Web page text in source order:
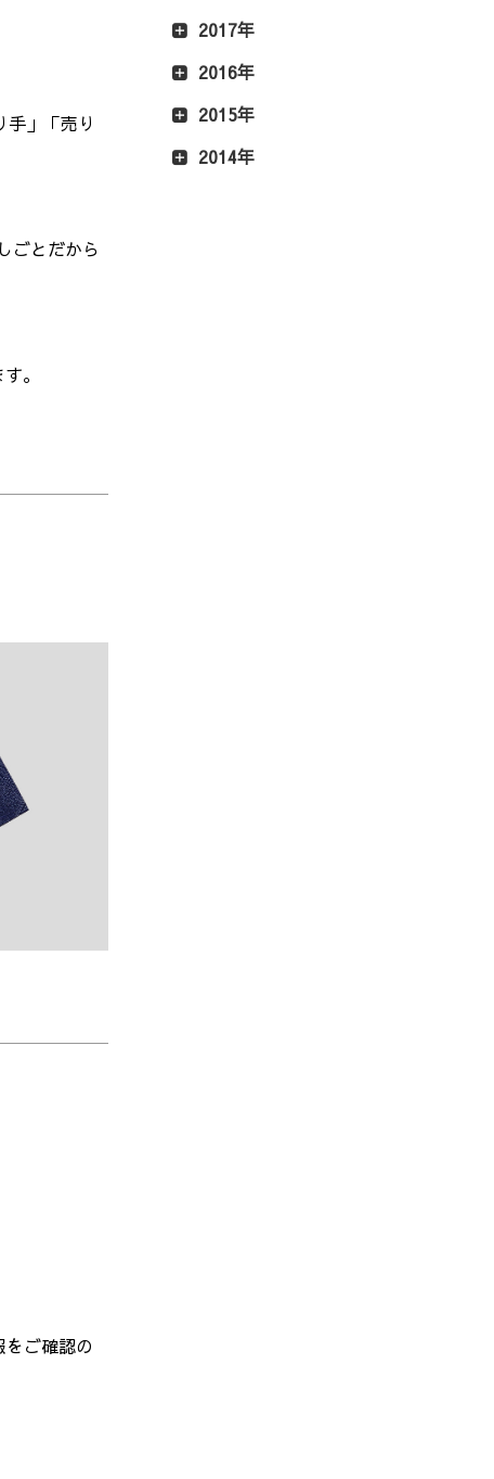
」「売り
ごとだから
。
ご確認の
2017年
2016年
2015年
2014年